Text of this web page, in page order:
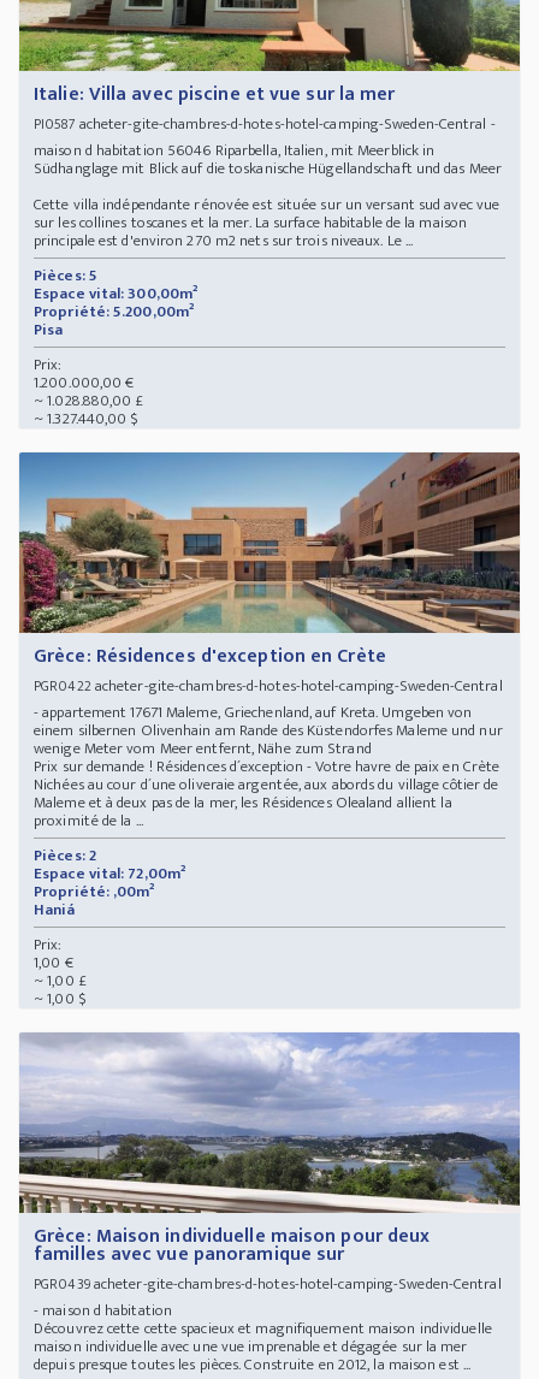
Italie: Villa avec piscine et vue sur la mer
PI0587 acheter-gite-chambres-d-hotes-hotel-camping-Sweden-Central -
maison d habitation 56046 Riparbella, Italien, mit Meerblick in
Südhanglage mit Blick auf die toskanische Hügellandschaft und das Meer
Cette villa indépendante rénovée est située sur un versant sud avec vue
sur les collines toscanes et la mer. La surface habitable de la maison
principale est d'environ 270 m2 nets sur trois niveaux. Le ...
Pièces: 5
Espace vital: 300,00m²
Propriété: 5.200,00m²
Pisa
Prix:
1.200.000,00 €
~ 1.028.880,00 £
~ 1.327.440,00 $
Grèce: Résidences d'exception en Crète
PGR0422acheter-gite-chambres-d-hotes-hotel-camping-Sweden-Central
- appartement 17671 Maleme, Griechenland, auf Kreta. Umgeben von
einem silbernen Olivenhain am Rande des Küstendorfes Maleme und nur
wenige Meter vom Meer entfernt, Nähe zum Strand
Prix sur demande ! Résidences d´exception - Votre havre de paix en Crète
Nichées au cour d´une oliveraie argentée, aux abords du village côtier de
Maleme et à deux pas de la mer, les Résidences Olealand allient la
proximité de la ...
Pièces: 2
Espace vital: 72,00m²
Propriété: ,00m²
Haniá
Prix:
1,00 €
~ 1,00 £
~ 1,00 $
Grèce: Maison individuelle maison pour deux
familles avec vue panoramique sur
PGR0439acheter-gite-chambres-d-hotes-hotel-camping-Sweden-Central
- maison d habitation
Découvrez cette cette spacieux et magnifiquement maison individuelle
maison individuelle avec une vue imprenable et dégagée sur la mer
depuis presque toutes les pièces. Construite en 2012, la maison est ...